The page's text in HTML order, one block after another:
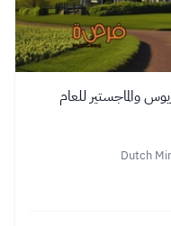
والماجستير للعام
Dutch